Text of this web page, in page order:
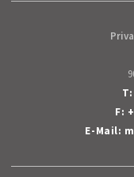
T:
F:
E-Mail: